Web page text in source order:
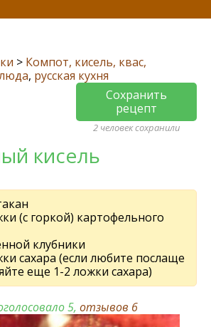
> Компот, кисель, квас,
, русская кухня
Сохранить
рецепт
2 человек сохранили
кисель
(с горкой) картофельного
клубники
сахара (если любите послаще
еще 1-2 ложки сахара)
5, отзывов 6